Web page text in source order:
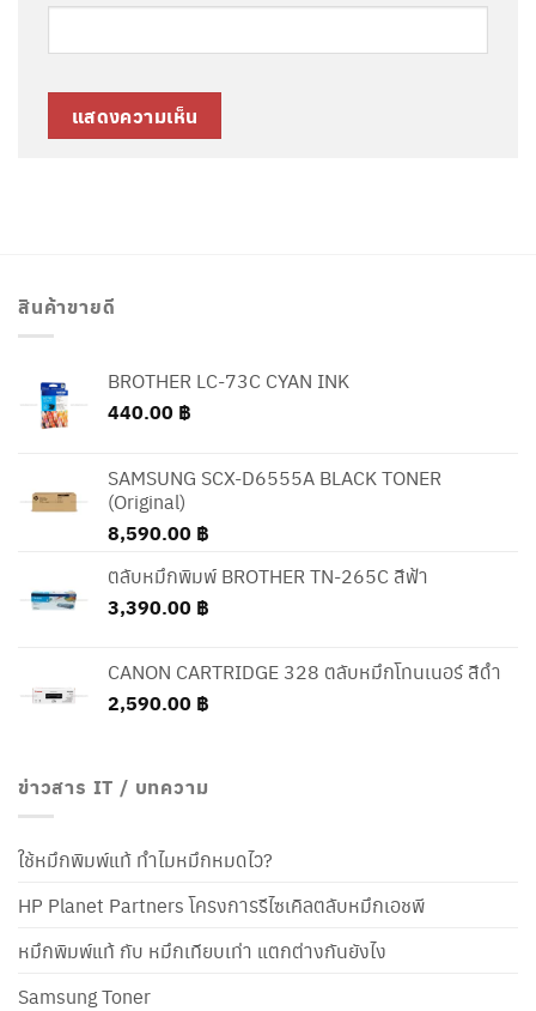
สินค้าขายดี
BROTHER LC-73C CYAN INK
440.00 ฿
SAMSUNG SCX-D6555A BLACK TONER
(Original)
8,590.00 ฿
ตลับหมึกพิมพ์ BROTHER TN-265C สีฟ้า
3,390.00 ฿
CANON CARTRIDGE 328 ตลับหมึกโทนเนอร์ สีดำ
2,590.00 ฿
ข่าวสาร IT / บทความ
ใช้หมึกพิมพ์แท้ ทำไมหมึกหมดไว?
HP Planet Partners โครงการรีไซเคิลตลับหมึกเอชพี
หมึกพิมพ์แท้ กับ หมึกเทียบเท่า แตกต่างกันยังไง
Samsung Toner